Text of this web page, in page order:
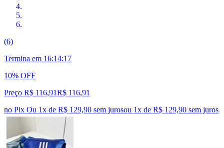
(6)
Termina em 16:14:16
10% OFF
Preço R$ 116,91R$ 116,91
no Pix Ou 1x de R$ 129,90 sem jurosou 1x de R$ 129,90 sem juros